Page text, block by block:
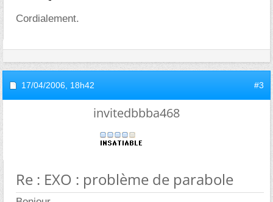
Cordialement.
17/04/2006, 18h42 #3
invitedbbba468
Re : EXO : problème de parabole